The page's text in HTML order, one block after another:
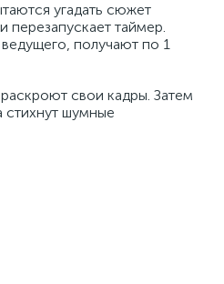
угадать сюжет
перезапускает таймер.
получают по 1
свои кадры. Затем
стихнут шумные